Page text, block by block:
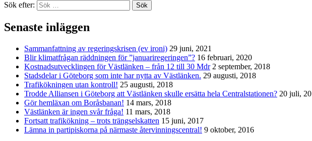
Sök efter: Sök
Senaste inläggen
Sammanfattning av regeringskrisen (ev ironi) 29 juni, 2021
Blir klimatfrågan räddningen för ”januariregeringen”? 16 februari, 2020
Kostnadsutvecklingen för Västlänken – från 12 till 30 Mdr 2 september, 2018
Stadsdelar i Göteborg som inte har nytta av Västlänken. 29 augusti, 2018
Trafikökningen utan kontroll! 25 augusti, 2018
Trodde Alliansen i Göteborg att Västlänken skulle ersätta hela Centralstationen? 20 juli,
Gör hemläxan om Boråsbanan! 14 mars, 2018
Västlänken är ingen svår fråga! 11 mars, 2018
Fortsatt trafikökning – trots trängselskatten 15 juni, 2017
Lämna in partipiskorna på närmaste återvinningscentral! 9 oktober, 2016